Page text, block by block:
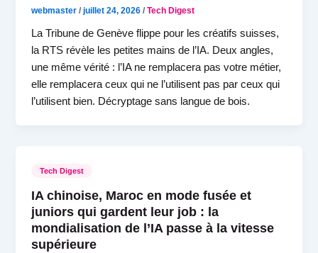
webmaster/juillet 24, 2026/Tech Digest
La Tribune de Genève flippe pour les créatifs suisses,
la RTS révèle les petites mains de l’IA. Deux angles,
une même vérité : l’IA ne remplacera pas votre métier,
elle remplacera ceux qui ne l’utilisent pas par ceux qui
l’utilisent bien. Décryptage sans langue de bois.
Tech Digest
IA chinoise, Maroc en mode fusée et
juniors qui gardent leur job : la
mondialisation de l’IA passe à la vitesse
supérieure